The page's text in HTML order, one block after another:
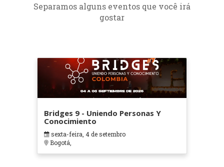
Separamos alguns eventos que você irá
gostar
Bridges 9 - Uniendo Personas Y
Conocimiento
sexta-feira, 4 de setembro
Bogotá,